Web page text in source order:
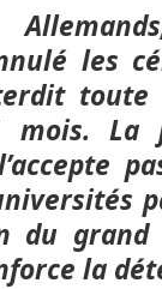
les
mois. La
du
la